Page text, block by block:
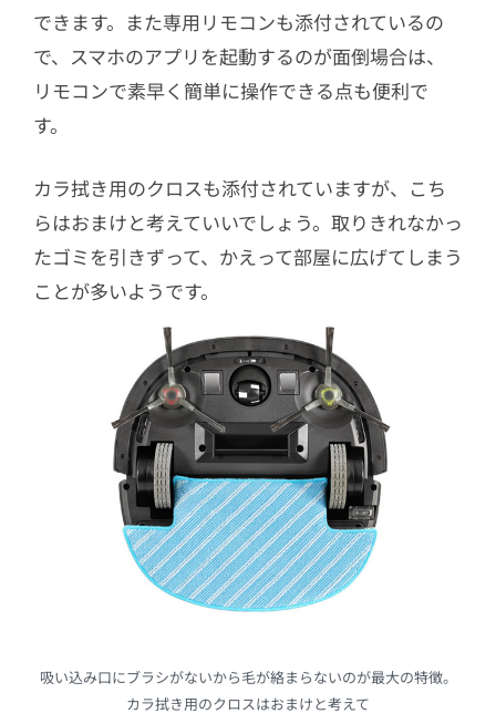
できます。また専用リモコンも添付されているの
で、スマホのアプリを起動するのが面倒場合は、
リモコンで素早く簡単に操作できる点も便利で
す。
カラ拭き用のクロスも添付されていますが、こち
らはおまけと考えていいでしょう。取りきれなかっ
たゴミを引きずって、かえって部屋に広げてしまう
ことが多いようです。
吸い込み口にブラシがないから毛が絡まらないのが最大の特徴。
カラ拭き用のクロスはおまけと考えて